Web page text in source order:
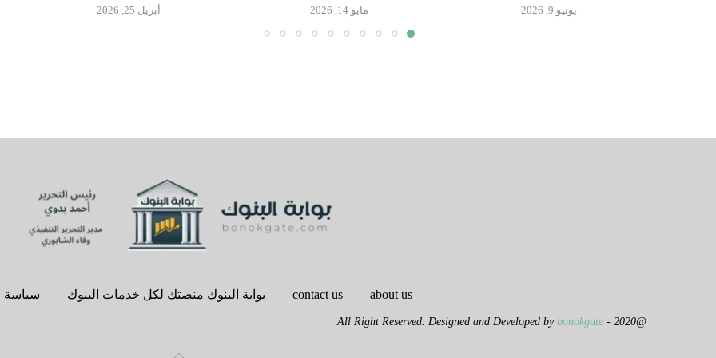
يونيو 9, 2026 مايو 14, 2026 أبريل 25, 2026
about us
contact us بوابة البنوك منصتك لكل خدمات البنوك سياسة
@2020 - All Right Reserved. Designed and Developed by
bonokgate